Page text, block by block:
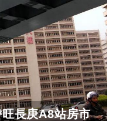
長庚A8站房市